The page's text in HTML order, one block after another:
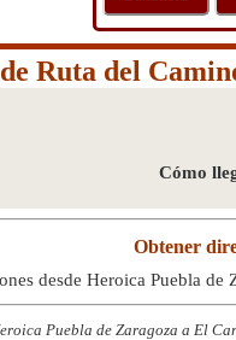
Ruta del
Cómo
Obtener
desde Heroica Puebla
Puebla de Zaragoza a El